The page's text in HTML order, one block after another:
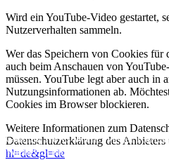
Wird ein YouTube-Video gestartet,
Nutzerverhalten sammeln.
Wer das Speichern von Cookies
auch beim Anschauen von
müssen. YouTube legt aber auch in
Nutzungsinformationen ab.
Cookies im Browser blockieren.
Weitere Informationen zum
Datenschutzerklärung des Anbieters
hl=de&gl=de
Gaming News Wien, Wiener
Wiener Schmäh, Let’s Play